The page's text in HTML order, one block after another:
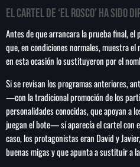
Cofepris niega
ciclosporiasis en
Estados Unidos sanciona a
México arrasa en
medallas, 167 de
El cartel de ‘El Rosco’ ha sido
Antes de que arrancara la prueba final,
que, en condiciones normales, muestra el
en esta ocasión lo sustituyeron por el
Si se revisan los programas anteriores,
—con la tradicional promoción de los
personalidades conocidas, que apoyan a
juegan el bote— sí aparecía el cartel con
caso, los protagonistas eran David y
buenas migas y que apunta a sustituir a